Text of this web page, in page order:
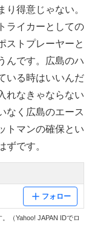
り得意じゃない。
ライカーとしての
ストプレーヤーと
んです。広島のハ
いる時はいいんだ
れなきゃならない
なく広島のエース
トマンの確保とい
ずです。
フォロー
（Yahoo! JAPAN IDでロ